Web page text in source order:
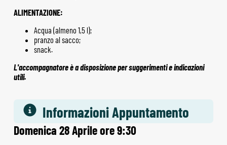
ALIMENTAZIONE:
Acqua (almeno 1,5 l);
pranzo al sacco;
snack.
L'accompagnatore è a disposizione per suggerimenti e indicazioni
utili.
Informazioni Appuntamento
Domenica 28 Aprile ore 9:30